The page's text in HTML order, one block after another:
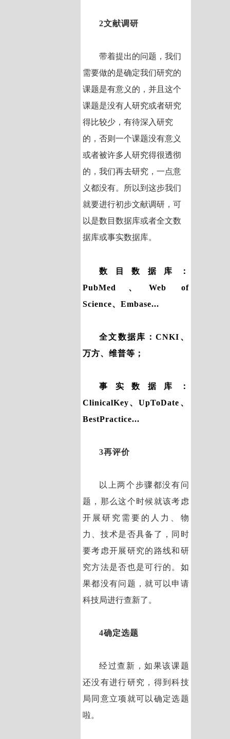
2文献调研
带着提出的问题，我们
需要做的是确定我们研究的
课题是有意义的，并且这个
课题是没有人研究或者研究
得比较少，有待深入研究
的，否则一个课题没有意义
或者被许多人研究得很透彻
的，我们再去研究，一点意
义都没有。所以到这步我们
就要进行初步文献调研，可
以是数 目数据库或者全文数
据库或事实数据库。
数目数据库：
PubMed、Web of
Science、Embase...
全文数据库：CNKI、
万方、维普等；
事实数据库：
ClinicalKey、UpToDate、
BestPractice...
3再评价
以上两个步骤都没有问
题，那么这个时候就该考虑
开展研究需要的人力、物
力、技术是否具备了，同时
要考虑开展研究的路线和研
究方法是否也是可行的。如
果都没有问题，就可以申请
科技局进行查新了。
4确定选题
经过查新，如果该课题
还没有进行研究，得到科技
局同意立项就可以确定选题
啦。